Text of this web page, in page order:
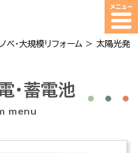
ベ・大規模リフォーム > 太陽光発
・蓄電池
menu